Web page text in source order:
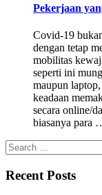
Pekerjaan
Covid-19
dengan tetap
mobilitas
seperti ini
maupun
keadaan
secara online/
biasanya para
Recent Posts